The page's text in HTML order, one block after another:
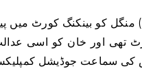
منگل کو بینکنگ کورٹ میں
تھی اور خان کو اسی
کی سماعت جوڈیشل